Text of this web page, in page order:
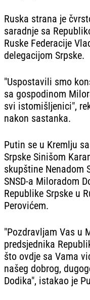
Ruska strana je
saradnje sa
Ruske Federacije
delegacijom Srpske.
"Uspostavili smo
sa gospodinom
svi istomišljenici",
nakon sastanka.
Putin se u Kremlju
Srpske Sinišom
skupštine Nenadom
SNSD-a Miloradom
Republike Srpske u
Perovićem.
"Pozdravljam Vas u
predsjednika
što ovdje sa Vama
našeg dobrog,
Dodika", istakao je